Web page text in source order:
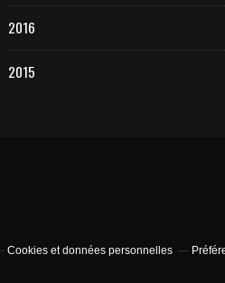
2016
2015
Cookies et données personnelles